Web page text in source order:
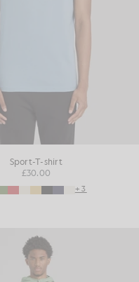
Sport-T-shirt
£30.00
+3